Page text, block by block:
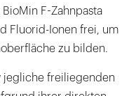
F-Zahnpasta
Fluorid-Ionen frei, um
zu bilden.
jegliche freiliegenden